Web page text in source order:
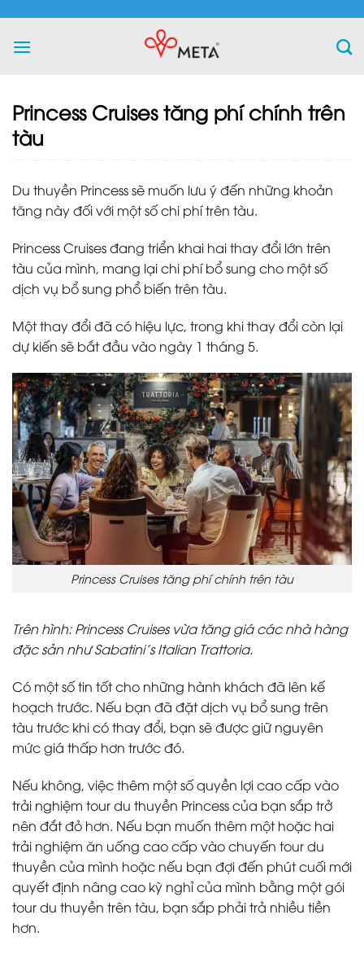
content
Princess Cruises tăng phí chính trên
tàu
Du thuyền Princess sẽ muốn lưu ý đến những khoản
tăng này đối với một số chi phí trên tàu.
Princess Cruises đang triển khai hai thay đổi lớn trên
tàu của mình, mang lại chi phí bổ sung cho một số
dịch vụ bổ sung phổ biến trên tàu.
Một thay đổi đã có hiệu lực, trong khi thay đổi còn lại
dự kiến ​​sẽ bắt đầu vào ngày 1 tháng 5.
Princess Cruises tăng phí chính trên tàu
Trên hình: Princess Cruises vừa tăng giá các nhà hàng
đặc sản như Sabatini’s Italian Trattoria.
Có một số tin tốt cho những hành khách đã lên kế
hoạch trước. Nếu bạn đã đặt dịch vụ bổ sung trên
tàu trước khi có thay đổi, bạn sẽ được giữ nguyên
mức giá thấp hơn trước đó.
Nếu không, việc thêm một số quyền lợi cao cấp vào
trải nghiệm tour du thuyền Princess của bạn sắp trở
nên đắt đỏ hơn. Nếu bạn muốn thêm một hoặc hai
trải nghiệm ăn uống cao cấp vào chuyến tour du
thuyền của mình hoặc nếu bạn đợi đến phút cuối mới
quyết định nâng cao kỳ nghỉ của mình bằng một gói
tour du thuyền trên tàu, bạn sắp phải trả nhiều tiền
hơn.